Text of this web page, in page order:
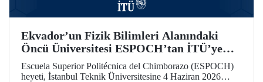
Ekvador’un Fizik Bilimleri Alanındaki
Öncü Üniversitesi ESPOCH’tan İTÜ’ye
Ziyaret
Escuela Superior Politécnica del Chimborazo (ESPOCH)
heyeti, İstanbul Teknik Üniversitesine 4 Haziran 2026